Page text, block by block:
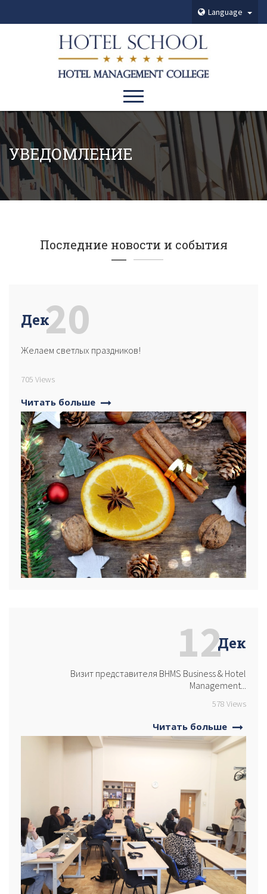
Language
УВЕДОМЛЕНИЕ
Последние новости и события
Дек
Желаем светлых праздников!
705 Views
Читать больше
20
Дек
Визит представителя BHMS Business & Hotel
Management...
578 Views
Читать больше
12